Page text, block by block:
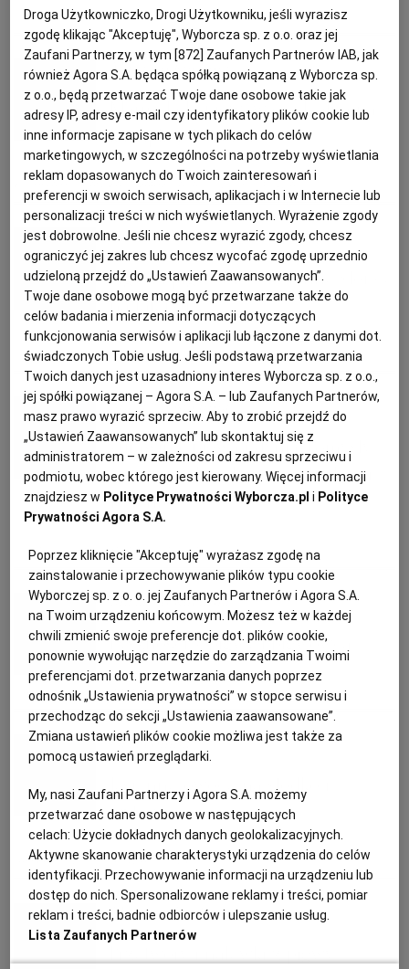
NAPOJE
SAŁATKI
MAKARONY
DRÓB
MIĘSA
RYBY
PRZEKĄSKI
DOMOWE PRZETWORY
SOST, DIPY I INNE DODATKI
DOMOWE PRZYJĘCIE
GRILL
KUCHNIA CHIŃSKA
KUCHNIA TAJSKA
KUCHNIA GRECKA
KUCHNIA PORTUGALSKA
KUCHNIA FRANCUSKA
KUCHNIA AMERYKAŃSKA
KUCHNIA POLSKA
KUCHNIA MEKSYKAŃSKA
KUCHNIA INDYJSKA
KUCHNIA HISZPAŃSKA
KUCHNIA NIEMIECKA
ZAKUPY
SPRZĘT KUCHENNY
FIT PRZEPISY
WEGE
WEGAN
BEZ GLUTENU
PODRÓŻE KULINARNE
HISTORIE KULINARNE
FELIETONY KULINARNE
KSIĄŻKI KULINARNE
SZEF KUCHNI
NASZE SERWISY
SERWISY LOKALNE
BIAŁYSTOK
BIELSKO-BIAŁA
BYDGOSZCZ
CZĘSTOCHOWA
ELBLĄG
GLIWICE
GORZÓW WIELKOPOLSKI
KALISZ
KATOWICE
KIELCE
KOSZALIN
LUBLIN
ŁÓDŹ
OLSZTYN
WYBORCZA.PL
MAGAZYNY
DUŻY FORMAT
WOLNA SOBOTA
ALE HISTORIA
WYBORCZA TV I VOD
TYLKO ZDROWIE
KSIĄŻKI. MAGAZYN DO CZYTANIA
NASZA EUROPA
SŁÓWKA. MAGAZYN O JĘZYKU
WYBORCZA CLASSIC
WYBORCZA.BIZ
WYSOKIE OBCASY
BIQDATA
JUTRONAUCI
ARCHIWUM
INNE SERWISY
GAZETA.PL
TOK FM
PUBLIO.PL
KULTURALNYSKLEP.PL
DZIECKO
CYTRUSY DYNIA KISIEL PIGWA
Magazyn Kuchnia
Marmolada pigwowa - idealna na
kanapki i do serów
KUCHNIA HISZPAŃSKA MARMOLADA
Kaja Nowakowska
Pigwa i pigwowiec: jesienne słońce
na talerzu
DŻEM HERBATA JESIENNE PRZEPISY MAGAZYN
Magazyn Kuchnia
Żurawina, pigwa i dynia. Pomysły
na oryginalne dania ze skarbami
jesieni!
DYNIA JESIEŃ MAGAZYN PIGWA
Magazyn Kuchnia
Pyszności z pigwy i pigwowca
CIASTO DESERY PRZETWORY
Olga Lompa
Jesienne owoce na słodko i
wytrawnie
JABŁKA OWOCE PIGWA ŚLIWKI
Magazyn Kuchnia
Droga Użytkowniczko, Drogi Użytkowniku, jeśli wyrazisz
zgodę klikając "Akceptuję", Wyborcza sp. z o.o. oraz jej
Zaufani Partnerzy, w tym [872] Zaufanych Partnerów IAB, jak
również Agora S.A. będąca spółką powiązaną z Wyborcza sp.
z o.o., będą przetwarzać Twoje dane osobowe takie jak
adresy IP, adresy e-mail czy identyfikatory plików cookie lub
inne informacje zapisane w tych plikach do celów
marketingowych, w szczególności na potrzeby wyświetlania
reklam dopasowanych do Twoich zainteresowań i
preferencji w swoich serwisach, aplikacjach i w Internecie lub
personalizacji treści w nich wyświetlanych. Wyrażenie zgody
jest dobrowolne. Jeśli nie chcesz wyrazić zgody, chcesz
ograniczyć jej zakres lub chcesz wycofać zgodę uprzednio
udzieloną przejdź do „Ustawień Zaawansowanych”.
Twoje dane osobowe mogą być przetwarzane także do
celów badania i mierzenia informacji dotyczących
funkcjonowania serwisów i aplikacji lub łączone z danymi dot.
świadczonych Tobie usług. Jeśli podstawą przetwarzania
Twoich danych jest uzasadniony interes Wyborcza sp. z o.o.,
jej spółki powiązanej – Agora S.A. – lub Zaufanych Partnerów,
masz prawo wyrazić sprzeciw. Aby to zrobić przejdź do
„Ustawień Zaawansowanych” lub skontaktuj się z
administratorem – w zależności od zakresu sprzeciwu i
podmiotu, wobec którego jest kierowany. Więcej informacji
znajdziesz w Polityce Prywatności Wyborcza.pl i Polityce
Prywatności Agora S.A.
Poprzez kliknięcie "Akceptuję" wyrażasz zgodę na
zainstalowanie i przechowywanie plików typu cookie
Wyborczej sp. z o. o. jej Zaufanych Partnerów i Agora S.A.
na Twoim urządzeniu końcowym. Możesz też w każdej
chwili zmienić swoje preferencje dot. plików cookie,
ponownie wywołując narzędzie do zarządzania Twoimi
preferencjami dot. przetwarzania danych poprzez
odnośnik „Ustawienia prywatności” w stopce serwisu i
przechodząc do sekcji „Ustawienia zaawansowane”.
Zmiana ustawień plików cookie możliwa jest także za
pomocą ustawień przeglądarki.
My, nasi Zaufani Partnerzy i Agora S.A. możemy
przetwarzać dane osobowe w następujących
celach:Użycie dokładnych danych geolokalizacyjnych.
Aktywne skanowanie charakterystyki urządzenia do celów
identyfikacji. Przechowywanie informacji na urządzeniu lub
dostęp do nich. Spersonalizowane reklamy i treści, pomiar
reklam i treści, badnie odbiorców i ulepszanie usług.
Lista Zaufanych Partnerów